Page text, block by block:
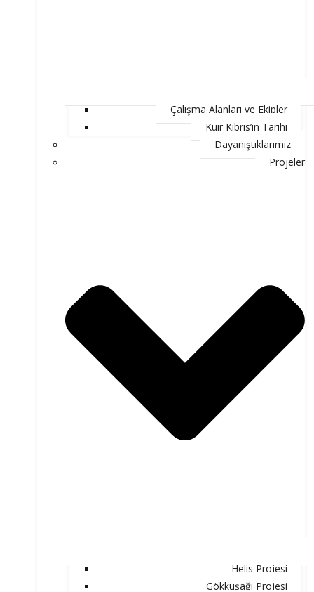
Çalışma Alanları ve Ekipler
Kuir Kıbrıs’ın Tarihi
Dayanıştıklarımız
Projeler
Helis Projesi
Gökkuşağı Projesi